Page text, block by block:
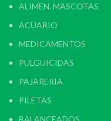
ALIMEN. MASCOTAS
ACUARIO
MEDICAMENTOS
PULGUICIDAS
PAJARERIA
PILETAS
BALANCEADOS